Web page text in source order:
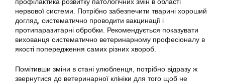
нервової системи. Потрібно забезпечити тварині хороший
догляд, систематично проводити вакцинації і
протипаразитарні обробки. Рекомендується показувати
вихованця систематично ветеринарному професіоналу в
якості попередження самих різних хвороб.
Помітивши зміни в стані улюбленця, потрібно відразу ж
звернутися до ветеринарної клініки для того щоб не